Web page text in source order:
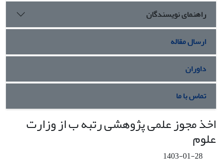
راهنمای نویسندگان
ارسال مقاله
داوران
تماس با ما
اخذ مجوز علمی پژوهشی رتبه ب از وزارت
علوم
1403-01-28